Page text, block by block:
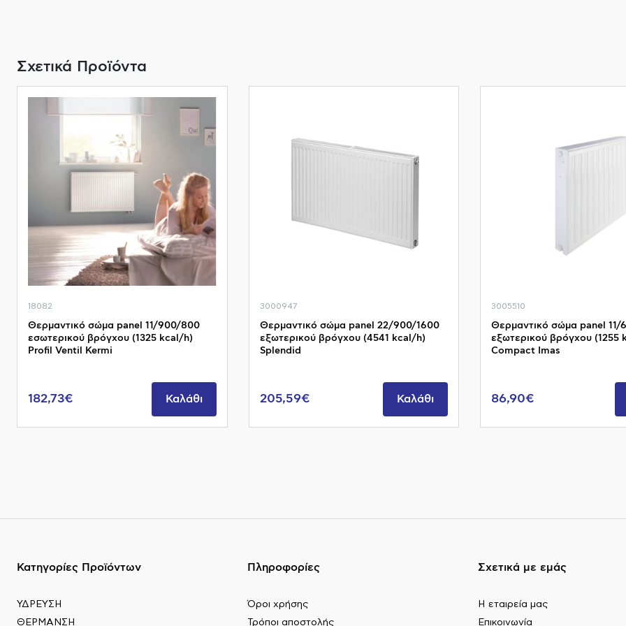
Σχετικά Προϊόντα
18082
Θερμαντικό σώμα panel 11/900/800
εσωτερικού βρόγχου (1325 kcal/h)
Profil Ventil Kermi
182,73€ Καλάθι
3000947
Θερμαντικό σώμα panel 22/900/1600
εξωτερικού βρόγχου (4541 kcal/h)
Splendid
205,59€ Καλάθι
3005510
Θερμαντικό σώμα panel 11/
εξωτερικού βρόγχου (1255
Compact Imas
86,90€
Κατηγορίες Προϊόντων
ΥΔΡΕΥΣΗ
ΘΕΡΜΑΝΣΗ
Πληροφορίες
Όροι χρήσης
Τρόποι αποστολής
Σχετικά με εμάς
Η εταιρεία μας
Επικοινωνία